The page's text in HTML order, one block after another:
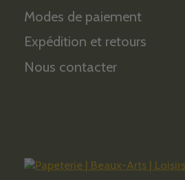
Modes de paiement
Expédition et retours
Nous contacter